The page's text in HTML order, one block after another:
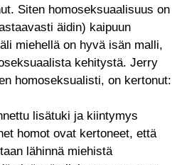
Siten homoseksuaalisuus on
äidin) kaipuun
miehellä on hyvä isän malli,
kehitystä. Jerry
homoseksualisti, on kertonut:
lisätuki ja kiintymys
homot ovat kertoneet, että
lähinnä miehistä